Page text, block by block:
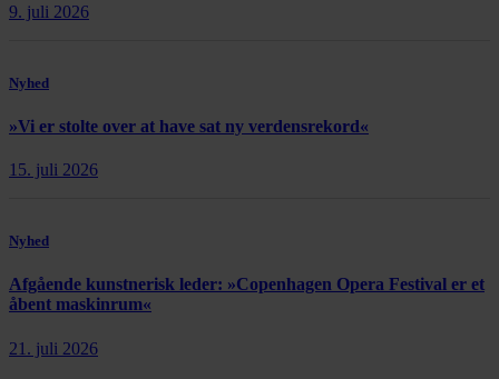
9. juli 2026
Nyhed
»Vi er stolte over at have sat ny verdensrekord«
15. juli 2026
Nyhed
Afgående kunstnerisk leder: »Copenhagen Opera Festival er et
åbent maskinrum«
21. juli 2026